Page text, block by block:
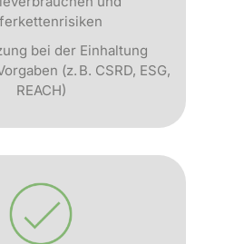
bei der Einhaltung
(z. B. CSRD, ESG,
REACH)